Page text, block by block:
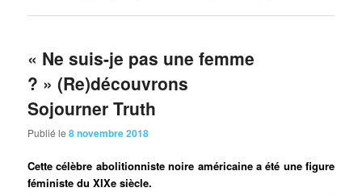
« Ne suis-je pas une femme
? » (Re)découvrons
Sojourner Truth
Publié le8 novembre 2018
Cette célèbre abolitionniste noire américaine a été une figure
féministe du XIXe siècle.